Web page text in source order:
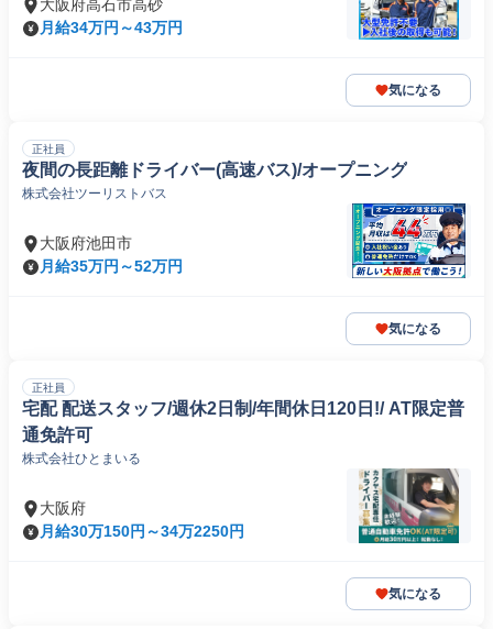
大阪府高石市高砂
月給34万円～43万円
気になる
正社員
夜間の長距離ドライバー(高速バス)/オープニング
株式会社ツーリストバス
大阪府池田市
月給35万円～52万円
気になる
正社員
宅配 配送スタッフ/週休2日制/年間休日120日!/ AT限定普
通免許可
株式会社ひとまいる
大阪府
月給30万150円～34万2250円
気になる